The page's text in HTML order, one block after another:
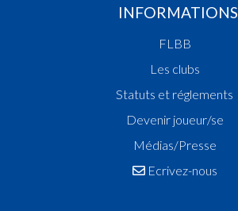
INFORMATIONS
FLBB
Les clubs
Statuts et réglements
Devenir joueur/se
Médias/Presse
Ecrivez-nous